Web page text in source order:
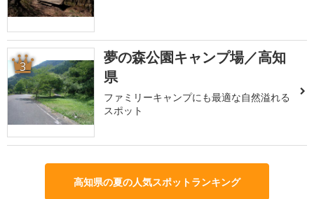
3
夢の森公園キャンプ場／高知
県
ファミリーキャンプにも最適な自然溢れる
スポット
高知県の夏の人気スポットランキング